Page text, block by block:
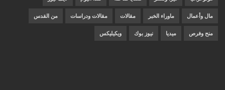
مال وأعمال ماوراء الخبر مقالات مقالات ودراسات من القدس
منح وفرص ميديا نيوز بوك ويكيليكس